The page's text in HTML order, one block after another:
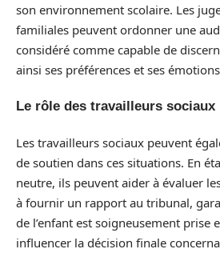
son environnement scolaire. Les
familiales peuvent ordonner une
considéré comme capable de
ainsi ses préférences et ses
Le rôle des travailleurs sociaux
Les travailleurs sociaux peuvent
de soutien dans ces situations. En
neutre, ils peuvent aider à évaluer
à fournir un rapport au tribunal,
de l’enfant est soigneusement prise
influencer la décision finale